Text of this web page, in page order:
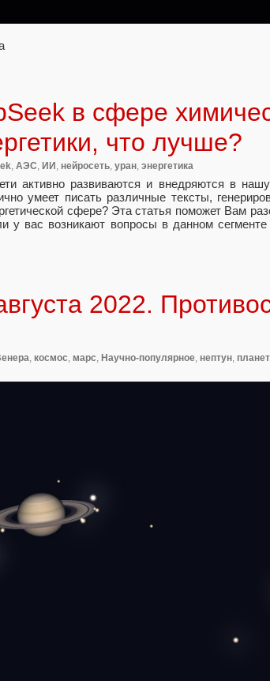
в сфере
что лучше?
, АЭС, ИИ , нейросеть, уран, энергетика
активно развиваются и внедряются в
умеет писать различные тексты,
сфере? Эта статья поможет Вам
у вас возникают вопросы в данном
2022.
, космос, марс, Научно-популярное, нептун,